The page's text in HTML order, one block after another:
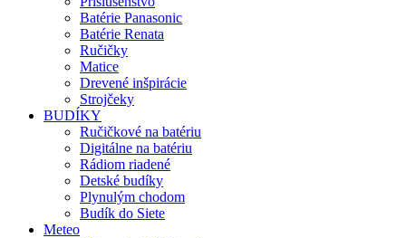
Batérie Panasonic
Batérie Renata
Ručičky
Matice
Drevené inšpirácie
Strojčeky
BUDÍKY
Ručičkové na batériu
Digitálne na batériu
Rádiom riadené
Detské budíky
Plynulým chodom
Budík do Siete
Meteo